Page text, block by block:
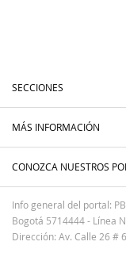
SECCIONES
MÁS INFORMACIÓN
CONOZCA NUESTROS
Info general del portal:
Bogotá 5714444 - Línea
Dirección: Av. Calle 26 #